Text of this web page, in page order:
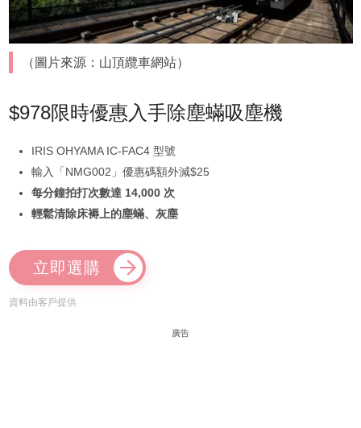
（圖片來源：山頂纜車網站）
$978限時優惠入手除塵蟎吸塵機
IRIS OHYAMA IC-FAC4 型號
輸入「NMG002」優惠碼額外減$25
每分鐘拍打次數達 14,000 次
輕鬆清除床褥上的塵蟎、灰塵
立即選購
資料由客戶提供
廣告